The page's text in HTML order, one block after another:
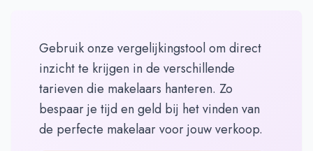
Gebruik onze vergelijkingstool om direct
inzicht te krijgen in de verschillende
tarieven die makelaars hanteren. Zo
bespaar je tijd en geld bij het vinden van
de perfecte makelaar voor jouw verkoop.